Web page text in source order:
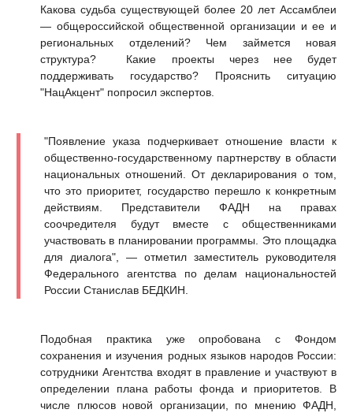
Какова судьба существующей более 20 лет Ассамблеи
— общероссийской общественной организации и ее и
региональных отделений? Чем займется новая
структура? Какие проекты через нее будет
поддерживать государство? Прояснить ситуацию
"НацАкцент" попросил экспертов.
"Появление указа подчеркивает отношение власти к
общественно-государственному партнерству в области
национальных отношений. От декларирования о том,
что это приоритет, государство перешло к конкретным
действиям. Представители ФАДН на правах
соочредителя будут вместе с общественниками
участвовать в планировании программы. Это площадка
для диалога", — отметил заместитель руководителя
Федерального агентства по делам национальностей
России Станислав БЕДКИН.
Подобная практика уже опробована с Фондом
сохранения и изучения родных языков народов России:
сотрудники Агентства входят в правление и участвуют в
определении плана работы фонда и приоритетов. В
числе плюсов новой организации, по мнению ФАДН,